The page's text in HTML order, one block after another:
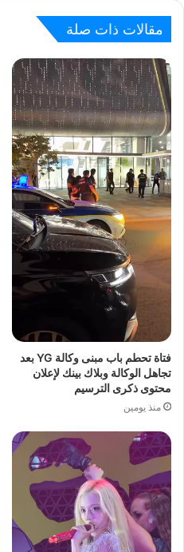
مقالات ذات صلة
فتاة تحطم باب مبنى وكالة YG بعد
تجاهل الوكالة وبلاك بينك لإعلان
محتوى ذكرى الترسيم
منذ يومين